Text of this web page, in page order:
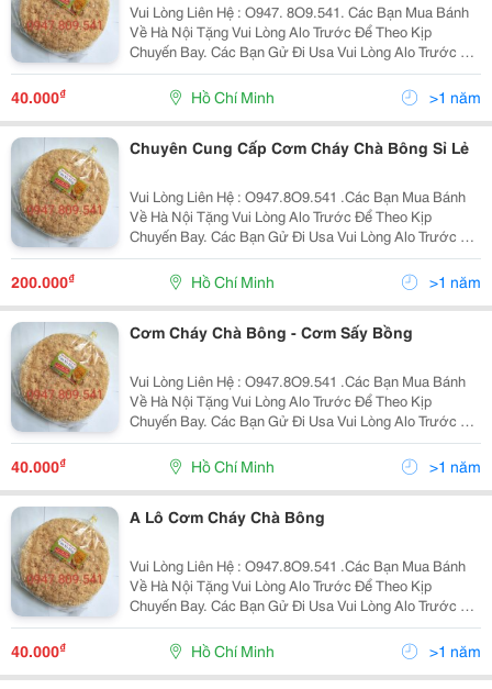
Vui Lòng Liên Hệ : O947. 8O9.541. Các Bạn Mua Bánh
Về Hà Nội Tặng Vui Lòng Alo Trước Để Theo Kịp
Chuyến Bay. Các Bạn Gử Đi Usa Vui Lòng Alo Trước Để
Nhận Làm Đúng Theo Yêu Cầu . Xin Chào Cả Nhà. Tình
Hình Là Nhà Mình Có Cơ Sở Làm Cơm - Chà Bông...
40.000₫ Hồ Chí Minh >1 năm
Chuyên Cung Cấp Cơm Cháy Chà Bông Sỉ Lẻ
Vui Lòng Liên Hệ : O947.8O9.541 .Các Bạn Mua Bánh
Về Hà Nội Tặng Vui Lòng Alo Trước Để Theo Kịp
Chuyến Bay. Các Bạn Gử Đi Usa Vui Lòng Alo Trước Để
Nhận Làm Đúng Theo Yêu Cầu . Xin Chào Cả Nhà. Tình
Hình Là Nhà Mình Có Cơ Sở Làm Cơm - Chà Bông
Chuyển...
200.000₫ Hồ Chí Minh >1 năm
Cơm Cháy Chà Bông - Cơm Sấy Bồng
Vui Lòng Liên Hệ : O947.8O9.541 .Các Bạn Mua Bánh
Về Hà Nội Tặng Vui Lòng Alo Trước Để Theo Kịp
Chuyến Bay. Các Bạn Gử Đi Usa Vui Lòng Alo Trước Để
Nhận Làm Đúng Theo Yêu Cầu . Xin Chào Cả Nhà. Tình
Hình Là Nhà Mình Có Cơ Sở Làm Cơm - Chà Bông
Chuyển...
40.000₫ Hồ Chí Minh >1 năm
A Lô Cơm Cháy Chà Bông
Vui Lòng Liên Hệ : O947.8O9.541 .Các Bạn Mua Bánh
Về Hà Nội Tặng Vui Lòng Alo Trước Để Theo Kịp
Chuyến Bay. Các Bạn Gử Đi Usa Vui Lòng Alo Trước Để
Nhận Làm Đúng Theo Yêu Cầu . Xin Chào Cả Nhà. Tình
Hình Là Nhà Mình Có Cơ Sở Làm Cơm - Chà Bông
Chuyển...
40.000₫ Hồ Chí Minh >1 năm